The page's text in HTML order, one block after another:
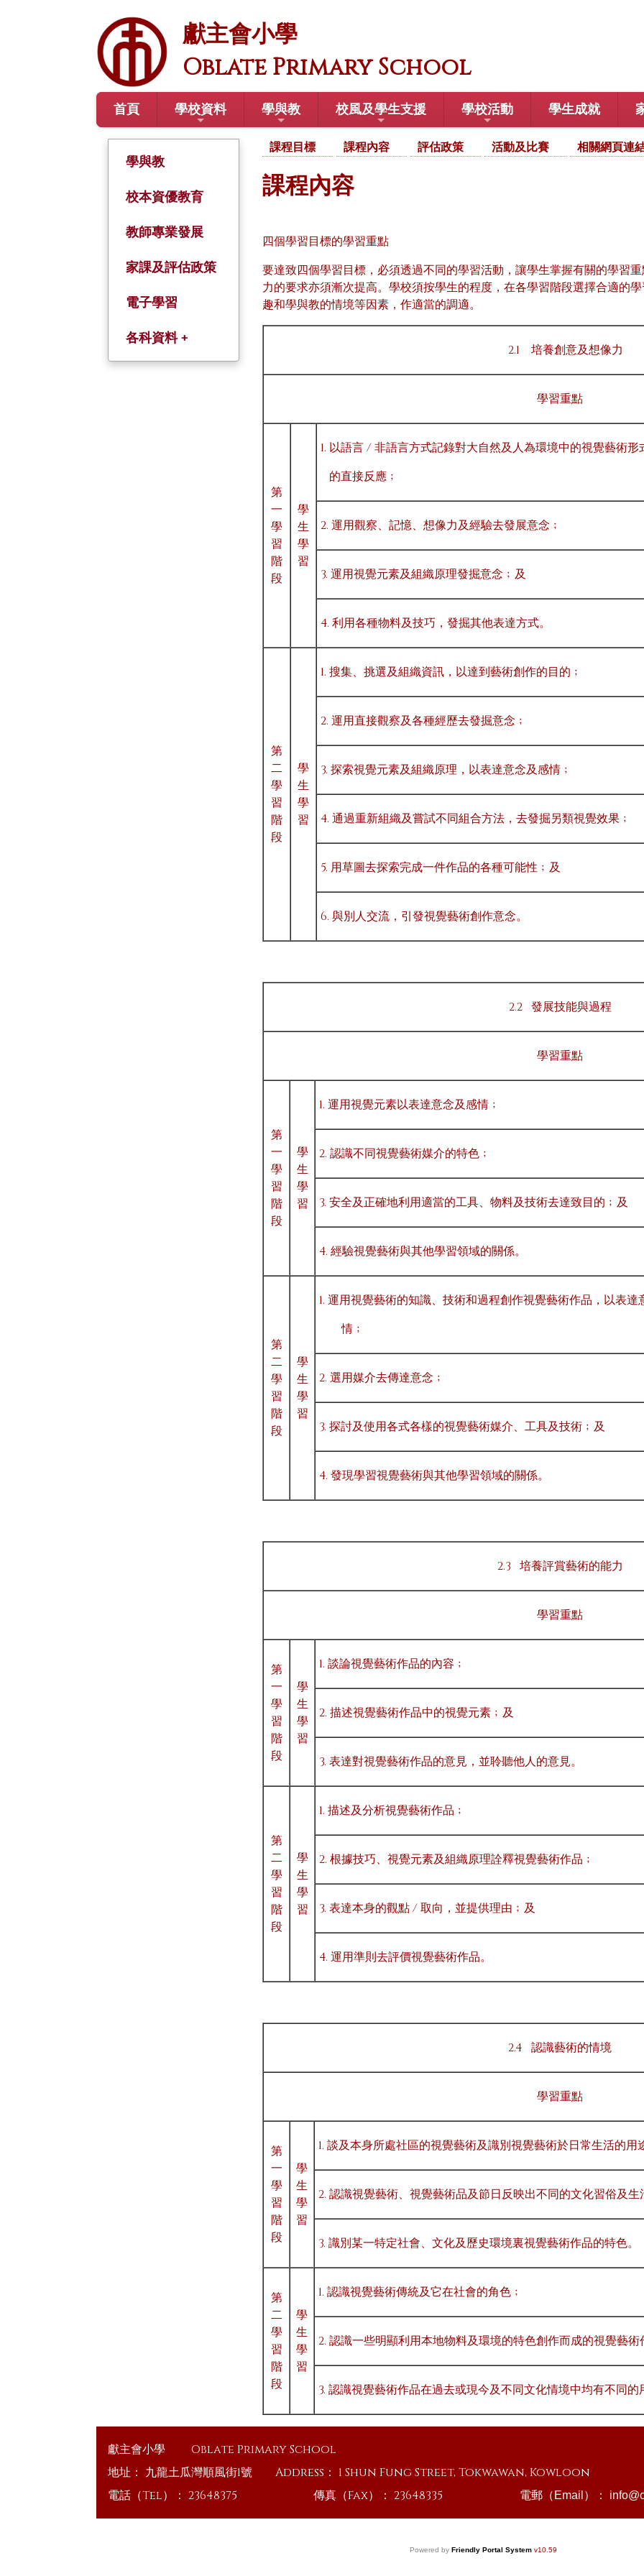
獻主會小學
Oblate Primary School
首頁 學校資料 學與教 校風及學生支援 學校活動 學生成就
學與教
校本資優教育
教師專業發展
家課及評估政策
電子學習
各科資料 +
課程目標 課程內容 評估政策 活動及比賽 相關網頁連
課程內容
四個學習目標的學習重點
要達致四個學習目標，必須透過不同的學習活動，讓學生掌握有關的學習
力的要求亦須漸次提高。學校須按學生的程度，在各學習階段選擇合適的
趣和學與教的情境等因素，作適當的調適。
2.1 培養創意及想像力
學習重點
第
一
學
習
階
段
學
生
學
習
1. 以語言 / 非語言方式記錄對大自然及人為環境中的視覺藝術形
的直接反應﹔
2. 運用觀察、記憶、想像力及經驗去發展意念﹔
3. 運用視覺元素及組織原理發掘意念﹔及
4. 利用各種物料及技巧，發掘其他表達方式。
第
二
學
習
階
段
學
生
學
習
1. 搜集、挑選及組織資訊，以達到藝術創作的目的﹔
2. 運用直接觀察及各種經歷去發掘意念﹔
3. 探索視覺元素及組織原理，以表達意念及感情﹔
4. 通過重新組織及嘗試不同組合方法，去發掘另類視覺效果﹔
5. 用草圖去探索完成一件作品的各種可能性﹔及
6. 與別人交流，引發視覺藝術創作意念。
2.2 發展技能與過程
學習重點
第
一
學
習
階
段
學
生
學
習
1. 運用視覺元素以表達意念及感情﹔
2. 認識不同視覺藝術媒介的特色﹔
3. 安全及正確地利用適當的工具、物料及技術去達致目的﹔及
4. 經驗視覺藝術與其他學習領域的關係。
第
二
學
習
階
段
學
生
學
習
1. 運用視覺藝術的知識、技術和過程創作視覺藝術作品，以表達
情﹔
2. 選用媒介去傳達意念﹔
3. 探討及使用各式各樣的視覺藝術媒介、工具及技術﹔及
4. 發現學習視覺藝術與其他學習領域的關係。
2.3 培養評賞藝術的能力
學習重點
第
一
學
習
階
段
學
生
學
習
1. 談論視覺藝術作品的內容﹔
2. 描述視覺藝術作品中的視覺元素﹔及
3. 表達對視覺藝術作品的意見，並聆聽他人的意見。
第
二
學
習
階
段
學
生
學
習
1. 描述及分析視覺藝術作品﹔
2. 根據技巧、視覺元素及組織原理詮釋視覺藝術作品﹔
3. 表達本身的觀點 / 取向，並提供理由﹔及
4. 運用準則去評價視覺藝術作品。
2.4 認識藝術的情境
學習重點
第
一
學
習
階
段
學
生
學
習
1. 談及本身所處社區的視覺藝術及識別視覺藝術於日常生活的用
2. 認識視覺藝術、視覺藝術品及節日反映出不同的文化習俗及
3. 識別某一特定社會、文化及歷史環境裏視覺藝術作品的特色。
第
二
學
習
階
段
學
生
學
習
1. 認識視覺藝術傳統及它在社會的角色﹔
2. 認識一些明顯利用本地物料及環境的特色創作而成的視覺藝術
3. 認識視覺藝術作品在過去或現今及不同文化情境中均有不同的
獻主會小學
Oblate Primary School
地址： 九龍土瓜灣順風街1號 Address： 1 Shun Fung Street, Tokwawan, Kowloon
電話（Tel）： 23648375 傳真（Fax）： 23648335 電郵（Email）：
Powered by Friendly Portal System v10.59